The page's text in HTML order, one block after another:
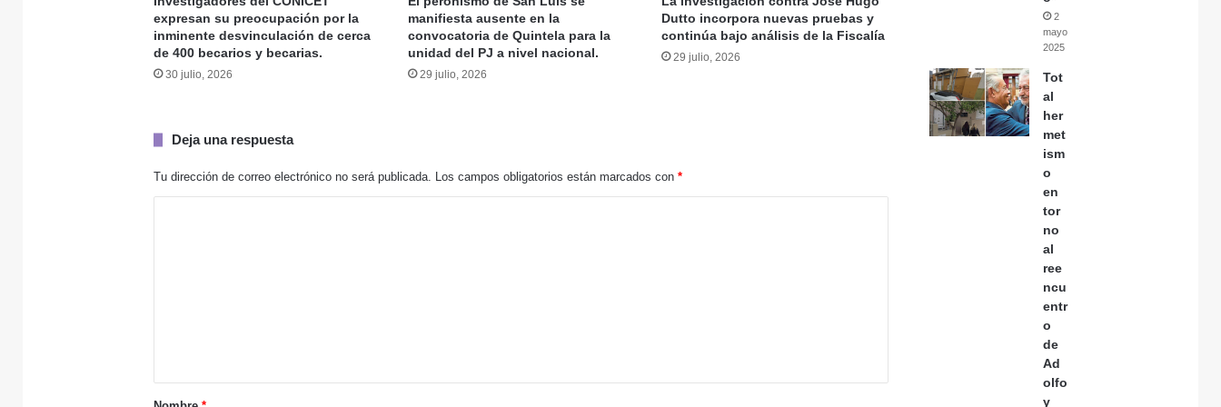
3 agosto, 2026
expresan su preocupación por la
inminente desvinculación de cerca
de 400 becarios y becarias.
30 julio, 2026
manifiesta ausente en la
convocatoria de Quintela para la
unidad del PJ a nivel nacional.
29 julio, 2026
Dutto incorpora nuevas pruebas y
continúa bajo análisis de la Fiscalía
29 julio, 2026
Deja una respuesta
Tu dirección de correo electrónico no será publicada. Los campos obligatorios están marcados con*
r
2
mayo,
2025
Tot
al
her
met
ism
o
en
tor
no
al
ree
ncu
entr
o
de
Ad
olfo
y